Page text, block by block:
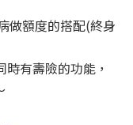
做額度的搭配(終身
有壽險的功能，